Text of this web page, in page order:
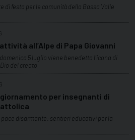
di festa per le comunità della Bassa Valle
all’Alpe di Papa Giovanni
5 luglio viene benedetta l’icona di
del creato
per insegnanti di
disarmante: sentieri educativi per la